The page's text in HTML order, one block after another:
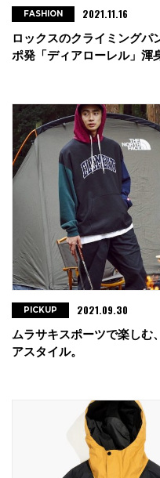
ロックスのクライミングパ
ポ発「ディアローレル」渾
FASHION 2021.11.16
ムラサキスポーツで楽しむ
アスタイル。
PICKUP 2021.09.30